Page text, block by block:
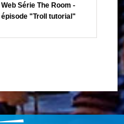
Web Série The Room -
épisode "Troll tutorial"